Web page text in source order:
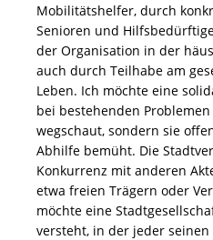
Mobilitätshelfer, durch
Senioren und
der Organisation in der
auch durch Teilhabe am
Leben. Ich möchte eine
bei bestehenden
wegschaut, sondern sie
Abhilfe bemüht. Die
Konkurrenz mit anderen
etwa freien Trägern oder
möchte eine
versteht, in der jeder